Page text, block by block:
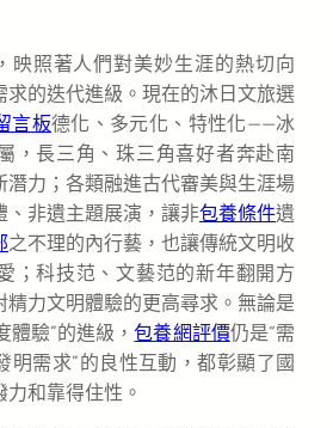
映照著人們對美妙生涯的熱切向
求的迭代進級。現在的沐日文旅選
言板德化、多元化、特性化——冰
，長三角、珠三角喜好者奔赴南
潛力；各類融進古代審美與生涯場
、非遺主題展演，讓非包養條件遺
之不理的內行藝，也讓傳統文明收
；科技范、文藝范的新年翻開方
精力文明體驗的更高尋求。無論是
體驗”的進級，包養網評價仍是“需
明需求”的良性互動，都彰顯了國
和靠得住性。